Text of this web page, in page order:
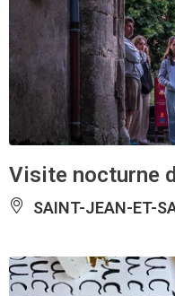
Visite nocturne
SAINT-JEAN-ET-